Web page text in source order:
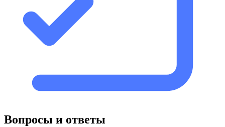
Вопросы и ответы